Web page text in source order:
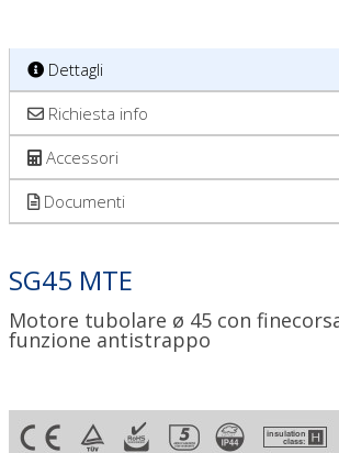
Dettagli
Richiesta info
Accessori
Documenti
SG45 MTE
Motore tubolare ø 45 con
funzione antistrappo